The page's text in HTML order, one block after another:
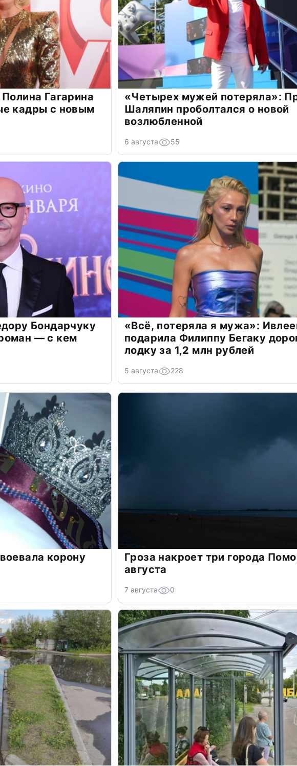
Гагарина
кадры с новым
«Четырех мужей потеряла»:
Шаляпин проболтался о новой
возлюбленной
6 августа 55
Бондарчуку
— с кем
«Всё, потеряла я мужа»:
подарила Филиппу Бегаку
лодку за 1,2 млн рублей
5 августа 228
корону
Гроза накроет три города
августа
7 августа 0